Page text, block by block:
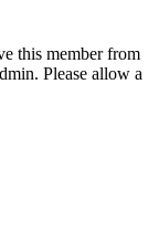
this member from
Please allow a